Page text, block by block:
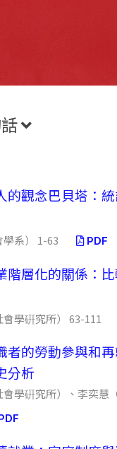
的觀念巴貝塔：
系） 1-63 PDF
階層化的關係：
學硏究所） 63-111
者的勞動參與和
分析
學硏究所）、李奕慧